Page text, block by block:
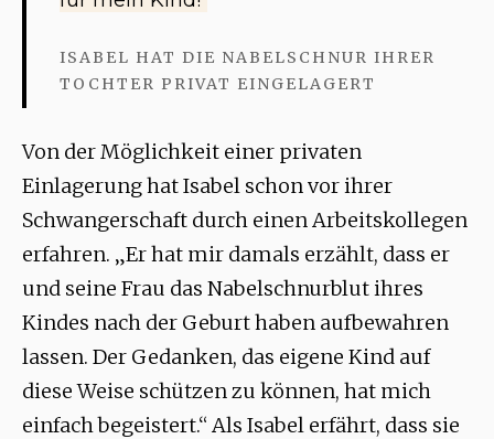
ISABEL HAT DIE NABELSCHNUR IHRER
TOCHTER PRIVAT EINGELAGERT
Von der Möglichkeit einer privaten
Einlagerung hat Isabel schon vor ihrer
Schwangerschaft durch einen Arbeitskollegen
erfahren. „Er hat mir damals erzählt, dass er
und seine Frau das Nabelschnurblut ihres
Kindes nach der Geburt haben aufbewahren
lassen. Der Gedanken, das eigene Kind auf
diese Weise schützen zu können, hat mich
einfach begeistert.“ Als Isabel erfährt, dass sie